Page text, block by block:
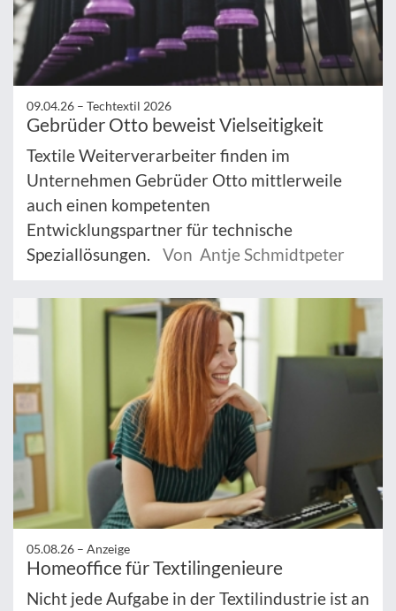
09.04.26 – Techtextil 2026
Gebrüder Otto beweist Vielseitigkeit
Textile Weiterverarbeiter finden im
Unternehmen Gebrüder Otto mittlerweile
auch einen kompetenten
Entwicklungspartner für technische
Speziallösungen.
Von Antje Schmidtpeter
05.08.26 – Anzeige
Homeoffice für Textilingenieure
Nicht jede Aufgabe in der Textilindustrie ist an